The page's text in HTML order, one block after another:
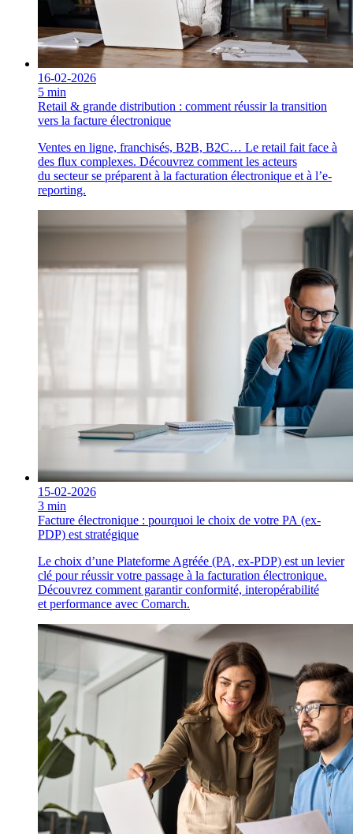
16-02-2026
5 min
Retail & grande distribution : comment réussir la transition
vers la facture électronique
Ventes en ligne, franchisés, B2B, B2C… Le retail fait face à
des flux complexes. Découvrez comment les acteurs
du secteur se préparent à la facturation électronique et à l’e-
reporting.
15-02-2026
3 min
Facture électronique : pourquoi le choix de votre PA (ex-
PDP) est stratégique
Le choix d’une Plateforme Agréée (PA, ex-PDP) est un levier
clé pour réussir votre passage à la facturation électronique.
Découvrez comment garantir conformité, interopérabilité
et performance avec Comarch.